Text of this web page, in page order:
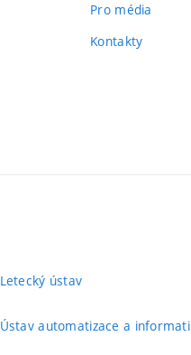
Pro média
Kontakty
Letecký ústav
Ústav automatizace a